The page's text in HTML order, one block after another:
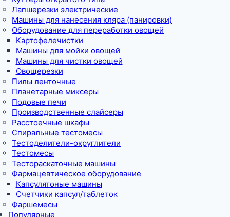
Лапшерезки электрические
Машины для нанесения кляра (панировки)
Оборудование для переработки овощей
Картофелечистки
Машины для мойки овощей
Машины для чистки овощей
Овощерезки
Пилы ленточные
Планетарные миксеры
Подовые печи
Производственные слайсеры
Расстоечные шкафы
Спиральные тестомесы
Тестоделители-округлители
Тестомесы
Тестораскаточные машины
Фармацевтическое оборудование
Капсулятоные машины
Счетчики капсул/таблеток
Фаршемесы
Популярные